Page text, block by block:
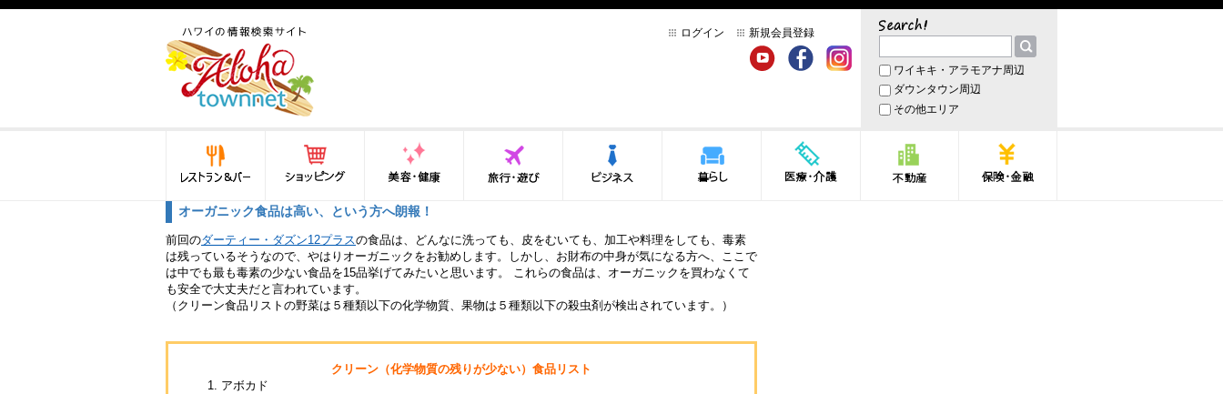
法律から運転免許証まで情
報が満載！
ログイン 新規会員登録 サーチ
ワイキキ・アラモアナ周辺
ダウンタウン周辺
その他エリア
レストラン＆バー ショッピング 美容・健康
オーガニック食品は高い、という方へ朗報！
前回のダーティー・ダズン12プラスの食品は、どんなに洗っても、皮をむいても、加工や料理をしても、毒素
は残っているそうなので、やはりオーガニックをお勧めします。しかし、お財布の中身が気になる方へ、ここで
は中でも最も毒素の少ない食品を15品挙げてみたいと思います。 これらの食品は、オーガニックを買わなくて
も安全で大丈夫だと言われています。
（クリーン食品リストの野菜は５種類以下の化学物質、果物は５種類以下の殺虫剤が検出されています。）
クリーン（化学物質の残りが少ない）食品リスト
アボカド